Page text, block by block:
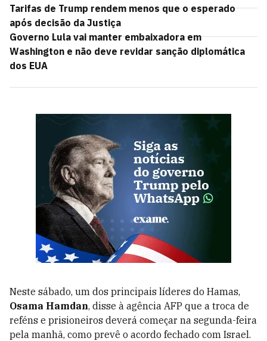
Tarifas de Trump rendem menos que o esperado
após decisão da Justiça
Governo Lula vai manter embaixadora em
Washington e não deve revidar sanção diplomática
dos EUA
Neste sábado, um dos principais líderes do Hamas,
Osama Hamdan, disse à agência AFP que a troca de
reféns e prisioneiros deverá começar na segunda-feira
pela manhã, como prevê o acordo fechado com Israel.